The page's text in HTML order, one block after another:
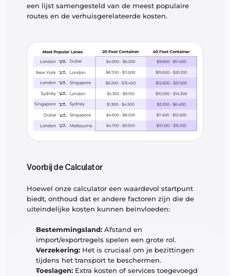
een lijst samengesteld van de meest populaire
routes en de verhuisgerelateerde kosten.
Voorbij de Calculator
Hoewel onze calculator een waardevol startpunt
biedt, onthoud dat er andere factoren zijn die de
uiteindelijke kosten kunnen beïnvloeden:
Bestemmingsland: Afstand en
import/exportregels spelen een grote rol.
Verzekering: Het is cruciaal om je bezittingen
tijdens het transport te beschermen.
Toeslagen: Extra kosten of services toegevoegd